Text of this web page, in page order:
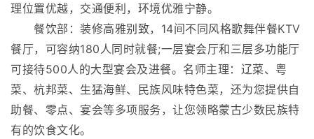
理位置优越，交通便利，环境优雅宁静。
餐饮部：装修高雅别致，14间不同风格歌舞伴餐KTV
餐厅，可容纳180人同时就餐;一层宴会厅和三层多功能厅
可接待500人的大型宴会及进餐。名师主理：辽菜、粤
菜、杭邦菜、生猛海鲜、民族风味特色菜，还为您提供自
助餐、零点、宴会等多项服务，让您领略蒙古少数民族特
有的饮食文化。